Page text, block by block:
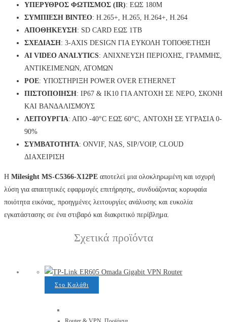
ΥΠΕΡΥΘΡΟΣ ΦΩΤΙΣΜΟΣ (IR): ΕΩΣ 180M
ΣΥΜΠΙΕΣΗ ΒΙΝΤΕΟ: H.265+, H.265, H.264+, H.264
ΑΠΟΘΗΚΕΥΣΗ: SD CARD ΕΩΣ 1TB
ΣΧΕΔΙΑΣΗ: 3-AXIS DESIGN ΓΙΑ ΕΥΚΟΛΗ ΤΟΠΟΘΕΤΗΣΗ
AI VIDEO ANALYTICS: ΑΝΙΧΝΕΥΣΗ ΠΕΡΙΟΧΗΣ, ΓΡΑΜΜΗΣ,
ΑΝΤΙΚΕΙΜΕΝΩΝ, ΑΤΟΜΩΝ
POE: ΥΠΟΣΤΗΡΙΞΗ POWER OVER ETHERNET
ΠΙΣΤΟΠΟΙΗΣΗ: IP67 & IK10 ΓΙΑ ΑΝΤΟΧΗ ΣΕ ΝΕΡΟ, ΣΚΟΝΗ
ΚΑΙ ΒΑΝΔΑΛΙΣΜΟΥΣ
ΛΕΙΤΟΥΡΓΙΑ: ΑΠΟ -40°C ΕΩΣ 60°C, ΑΝΤΟΧΗ ΣΕ ΥΓΡΑΣΙΑ 0-
90%
ΣΥΜΒΑΤΟΤΗΤΑ: ONVIF, NAS, SIP/VOIP, CLOUD
ΔΙΑΧΕΙΡΙΣΗ
Η Milesight MS-C5366-X12PE αποτελεί μια ολοκληρωμένη και ισχυρή
λύση για απαιτητικές εφαρμογές επιτήρησης, συνδυάζοντας κορυφαία
ποιότητα εικόνας, προηγμένες λειτουργίες ανάλυσης και ευκολία
εγκατάστασης σε ένα στιβαρό και διακριτικό περίβλημα.
Σχετικά προϊόντα
Στο Καλάθι